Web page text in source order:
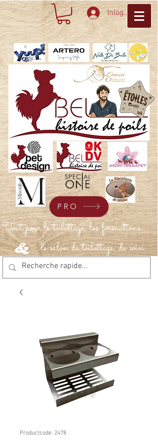
Inloggen
Tout pour le toilettage, les formations
le salon de toilettage, de soin
&
PRO
Productcode: 2478